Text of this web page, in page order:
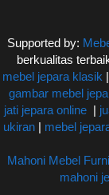
Supported by:
berkualitas
mebel jepara klasik |
gambar mebel
jati jepara online|
ukiran | mebel
Mahoni Mebel
mahoni